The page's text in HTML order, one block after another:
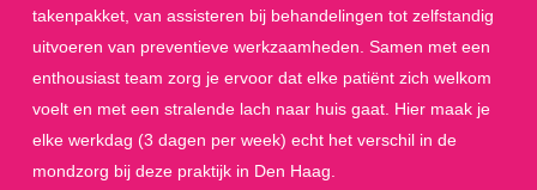
takenpakket, van assisteren bij behandelingen tot zelfstandig
uitvoeren van preventieve werkzaamheden. Samen met een
enthousiast team zorg je ervoor dat elke patiënt zich welkom
voelt en met een stralende lach naar huis gaat. Hier maak je
elke werkdag (3 dagen per week) echt het verschil in de
mondzorg bij deze praktijk in Den Haag.